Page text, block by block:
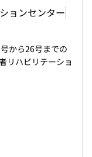
ョンセンター
から26号までの
リハビリテーショ